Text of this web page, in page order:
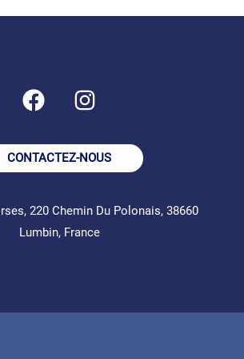
CONTACTEZ-NOUS
220 Chemin Du Polonais, 38660
Lumbin, France